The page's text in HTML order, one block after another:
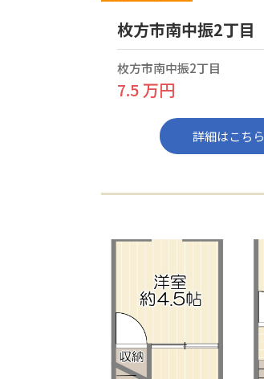
枚方市南中振2丁目
枚方市南中振2丁目
7.5 万円
詳細はこちら